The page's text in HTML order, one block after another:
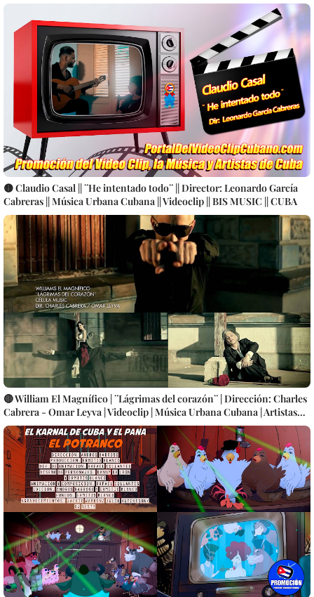
🟡 Claudio Casal || ¨He intentado todo¨ || Director: Leonardo García
Cabreras || Música Urbana Cubana || Videoclip || BIS MUSIC || CUBA
🔴 William El Magnífico | ¨Lágrimas del corazón¨ | Dirección: Charles
Cabrera - Omar Leyva | Videoclip | Música Urbana Cubana | Artistas
Cubanos | Canción | CUBA